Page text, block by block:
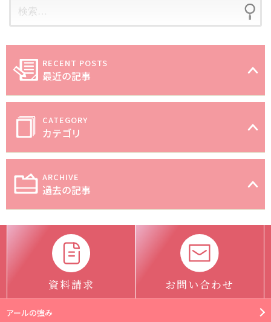
最近の記事
カテゴリ
過去の記事
資料請求 お問い合わせ
アールの強み